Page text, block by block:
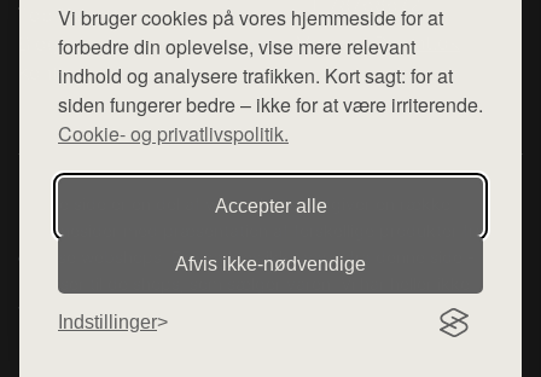
Vi bruger cookies på vores hjemmeside for at
forbedre din oplevelse, vise mere relevant
indhold og analysere trafikken. Kort sagt: for at
siden fungerer bedre – ikke for at være irriterende.
Cookie- og privatlivspolitik.
Accepter alle
Afvis ikke‑nødvendige
Indstillinger
Top Rabatter
Blog
Kontakt
Mail: hej@want.dk
Cookie- og privatlivspolitik
Denne side er en del af want.dk, der udgiver en række
hjemmesider med præsentation af forskellige produkter fra
diverse webshops. Der sælges ikke varer fra denne side - vi
varerne på lager.